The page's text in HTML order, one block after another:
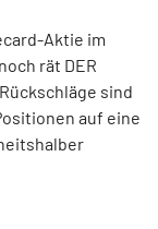
Aktie im
rät DER
sind
auf eine